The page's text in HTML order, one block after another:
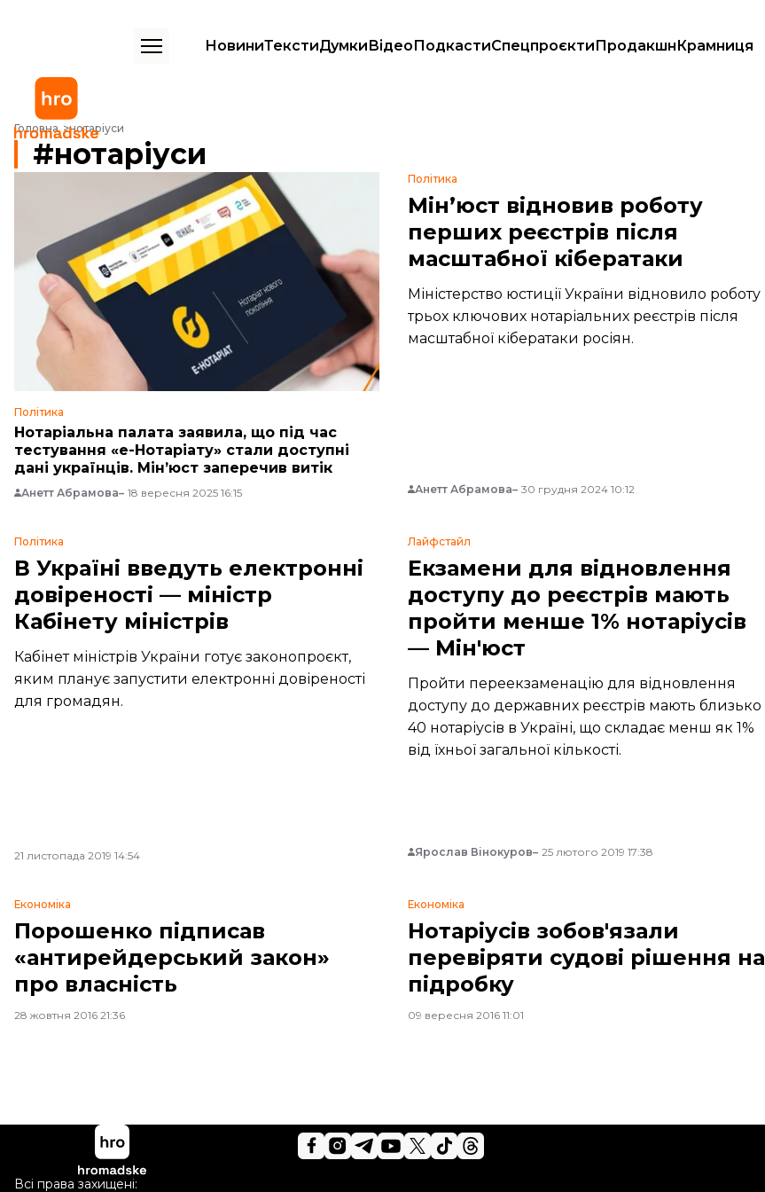
НовиниТекстиДумкиВідеоПодкастиСпецпроєктиПродакшнКрамниця
Головна нотаріуси
нотаріуси
Політика
Нотаріальна палата заявила, що під час
тестування «е-Нотаріату» стали доступні
дані українців. Мінʼюст заперечив витік
Анетт Абрамова 18 вересня 2025 16:15
Політика
Мінʼюст відновив роботу
перших реєстрів після
масштабної кібератаки
Міністерство юстиції України відновило роботу
трьох ключових нотаріальних реєстрів після
масштабної кібератаки росіян.
Анетт Абрамова 30 грудня 2024 10:12
Політика
В Україні введуть електронні
довіреності — міністр
Кабінету міністрів
Кабінет міністрів України готує законопроєкт,
яким планує запустити електронні довіреності
для громадян.
21 листопада 2019 14:54
Лайфстайл
Екзамени для відновлення
доступу до реєстрів мають
пройти менше 1% нотаріусів
— Мін'юст
Пройти переекзаменацію для відновлення
доступу до державних реєстрів мають близько
40 нотаріусів в Україні, що складає менш як 1%
від їхньої загальної кількості.
Ярослав Вінокуров 25 лютого 2019 17:38
Економіка
Порошенко підписав
«антирейдерський закон»
про власність
28 жовтня 2016 21:36
Економіка
Нотаріусів зобов'язали
перевіряти судові рішення на
підробку
09 вересня 2016 11:01
Всі права захищені: